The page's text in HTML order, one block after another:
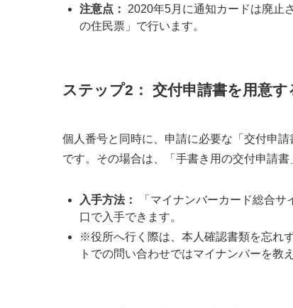
注意点：
2020年5月に通知カードは廃止
の住民票」で行います。
ステップ2： 交付申請書を用意す
個人番号と同時に、申請に必要な「交付申
です。その場合は、「手書き用の交付申請書
入手方法： 「マイナンバーカード総合サ
口で入手できます。
※役所へ行く際は、本人確認書類を忘れ
トでの問い合わせではマイナンバーを教